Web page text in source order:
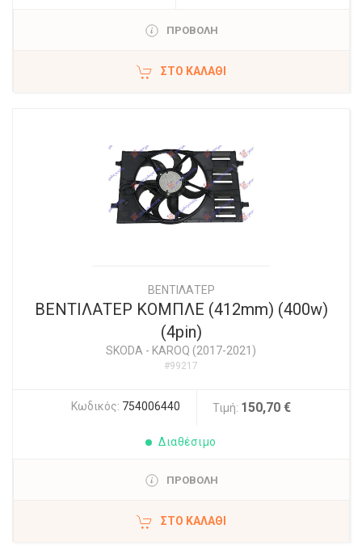
ΠΡΟΒΟΛΗ
ΣΤΟ ΚΑΛΆΘΙ
ΒΕΝΤΙΛΑΤΕΡ
ΒΕΝΤΙΛΑΤΕΡ ΚΟΜΠΛΕ (412mm) (400w)
(4pin)
SKODA - KAROQ (2017-2021)
#99217
Κωδικός: 754006440 Τιμή: 150,70 €
Διαθέσιμο
ΠΡΟΒΟΛΗ
ΣΤΟ ΚΑΛΆΘΙ